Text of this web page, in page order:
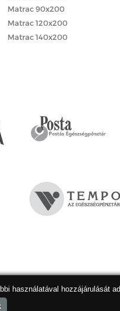
Matrac 90x200
Matrac 120x200
Matrac 140x200
használatával hozzájárulását